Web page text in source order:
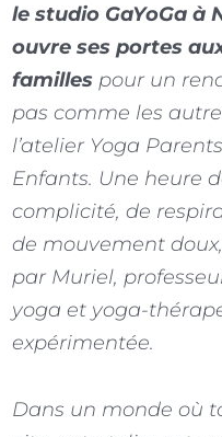
le studio GaYoGa à
ouvre ses portes
famillespour un
pas comme les
l’atelier Yoga
Enfants. Une heure
complicité, de
de mouvement
par Muriel,
yoga et yoga-
expérimentée.
Dans un monde où